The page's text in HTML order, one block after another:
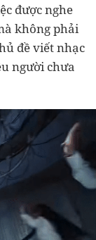
được nghe
không phải
đề viết nhạc
người chưa